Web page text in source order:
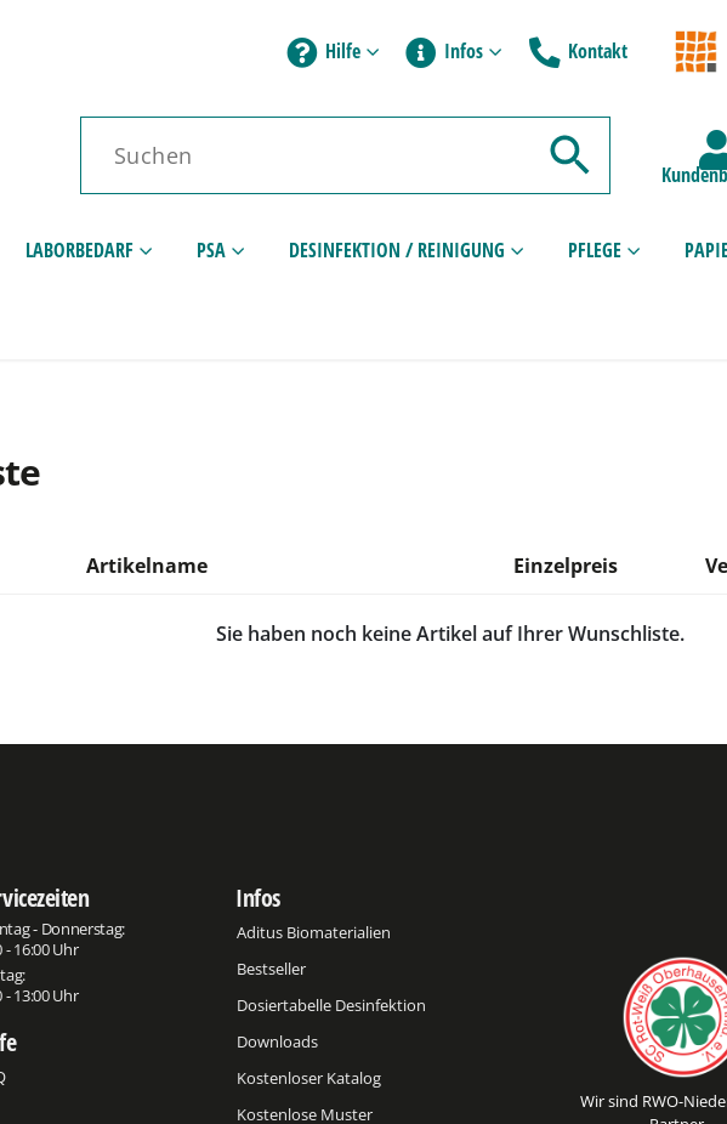
Hilfe Infos Kontakt
LABORBEDARF PSA DESINFEKTION / REINIGUNG PFLEGE
Artikelname Einzelpreis
Sie haben noch keine Artikel auf Ihrer Wunschliste.
- Donnerstag:
- 16:00 Uhr
- 13:00 Uhr
Infos
Aditus Biomaterialien
Bestseller
Dosiertabelle Desinfektion
Downloads
Kostenloser Katalog
Kostenlose Muster
Wir sind RWO-